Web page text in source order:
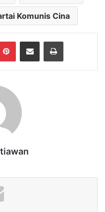
Komunis Cina
PinterestShare via Email Print